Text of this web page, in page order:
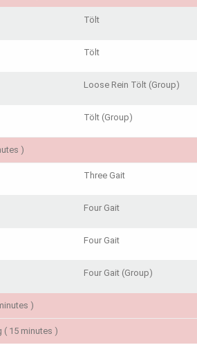
Tölt
Tölt
Loose Rein Tölt (Group)
Tölt (Group)
)
Three Gait
Four Gait
Four Gait
Four Gait (Group)
)
15 minutes )